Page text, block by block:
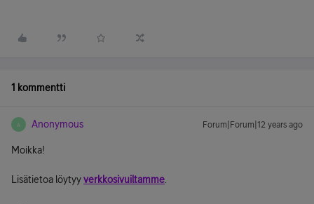
1 kommentti
A Anonymous Forum|Forum|12 years ago
Moikka!
Lisätietoa löytyyverkkosivuiltamme